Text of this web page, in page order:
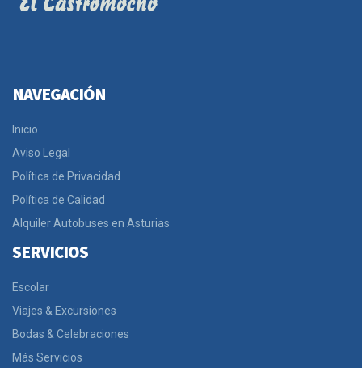
NAVEGACIÓN
Inicio
Aviso Legal
Política de Privacidad
Política de Calidad
Alquiler Autobuses en Asturias
SERVICIOS
Escolar
Viajes & Excursiones
Bodas & Celebraciones
Más Servicios